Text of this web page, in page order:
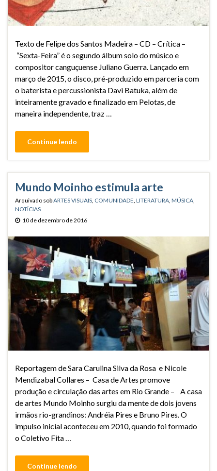
Texto de Felipe dos Santos Madeira – CD – Crítica –
“Sexta-Feira” é o segundo álbum solo do músico e
compositor canguçuense Juliano Guerra. Lançado em
março de 2015, o disco, pré-produzido em parceria com
o baterista e percussionista Davi Batuka, além de
inteiramente gravado e finalizado em Pelotas, de
maneira independente, traz …
Continue lendo
Mundo Moinho estimula arte
Arquivado sobARTES VISUAIS, COMUNIDADE, LITERATURA, MÚSICA,
NOTÍCIAS
10 de dezembro de 2016
Reportagem de Sara Carulina Silva da Rosa e Nicole
Mendizabal Collares – Casa de Artes promove
produção e circulação das artes em Rio Grande – A casa
de artes Mundo Moinho surgiu da mente de dois jovens
irmãos rio-grandinos: Andréia Pires e Bruno Pires. O
impulso inicial aconteceu em 2010, quando foi formado
o Coletivo Fita …
Continue lendo